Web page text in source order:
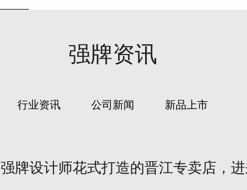
强牌资讯
行业资讯 公司新闻 新品上市
强牌设计师花式打造的晋江专卖店，